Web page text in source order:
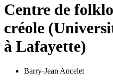
Centre de
créole
à Lafayette)
Barry-Jean Ancelet